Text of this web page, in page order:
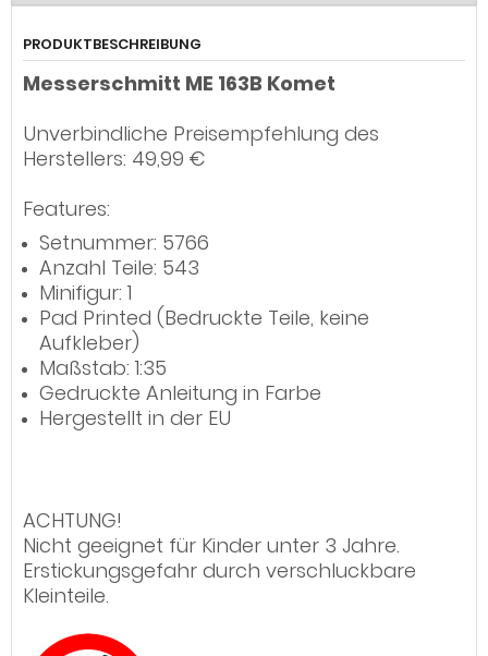
PRODUKTBESCHREIBUNG
Messerschmitt ME 163B Komet
Unverbindliche Preisempfehlung des
Herstellers: 49,99 €
Features:
Setnummer: 5766
Anzahl Teile: 543
Minifigur: 1
Pad Printed (Bedruckte Teile, keine
Aufkleber)
Maßstab: 1:35
Gedruckte Anleitung in Farbe
Hergestellt in der EU
ACHTUNG!
Nicht geeignet für Kinder unter 3 Jahre.
Erstickungsgefahr durch verschluckbare
Kleinteile.